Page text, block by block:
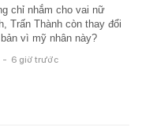
chỉ nhắm cho vai nữ
Trấn Thành còn thay đổi
vì mỹ nhân này?
- 6 giờ trước